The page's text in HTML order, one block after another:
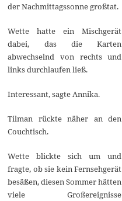
der Nachmittagssonne großtat.
Wette hatte ein Mischgerät
dabei, das die Karten
abwechselnd von rechts und
links durchlaufen ließ.
Interessant, sagte Annika.
Tilman rückte näher an den
Couchtisch.
Wette blickte sich um und
fragte, ob sie kein Fernsehgerät
besäßen, diesen Sommer hätten
viele Großereignisse